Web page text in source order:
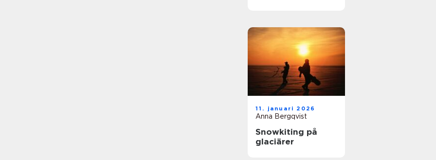
11. januari 2026
Anna Bergqvist
Snowkiting på
glaciärer